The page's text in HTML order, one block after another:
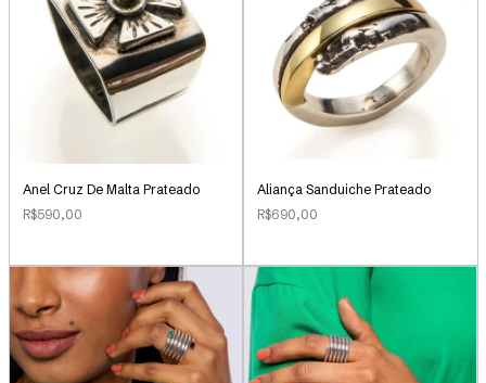
Anel Cruz De Malta Prateado
R$590,00
Aliança Sanduiche Prateado
R$690,00